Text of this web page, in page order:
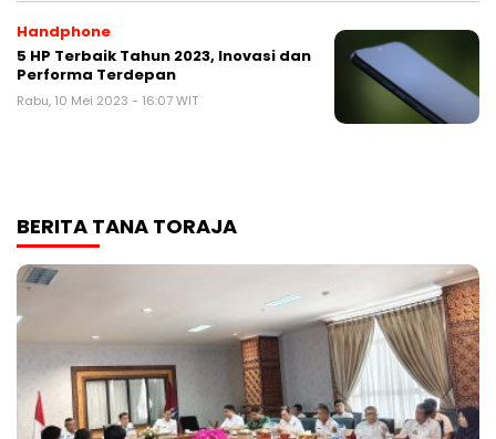
Handphone
5 HP Terbaik Tahun 2023, Inovasi dan
Performa Terdepan
Rabu, 10 Mei 2023 - 16:07 WIT
BERITA TANA TORAJA